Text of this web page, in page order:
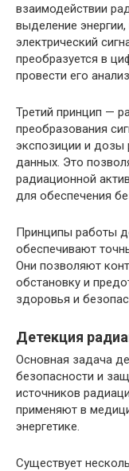
взаимодействии
выделение
электрический
преобразуется в
провести его
Третий принцип —
преобразования
экспозиции и дозы
данных. Это
радиационной
для обеспечения
Принципы работы
обеспечивают
Они позволяют
обстановку и
здоровья и
Детекция
Основная задача
безопасности и
источников
применяют в
энергетике.
Существует